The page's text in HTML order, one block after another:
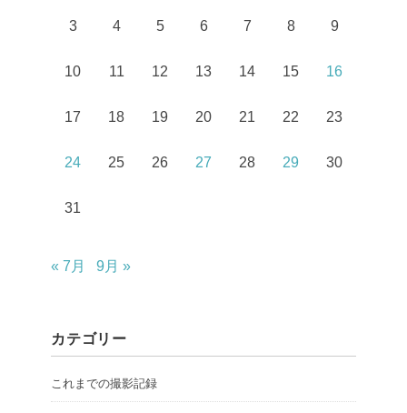
3 4 5 6 7 8 9
10 11 12 13 14 15 16
17 18 19 20 21 22 23
24 25 26 27 28 29 30
31
« 7月 9月 »
カテゴリー
これまでの撮影記録